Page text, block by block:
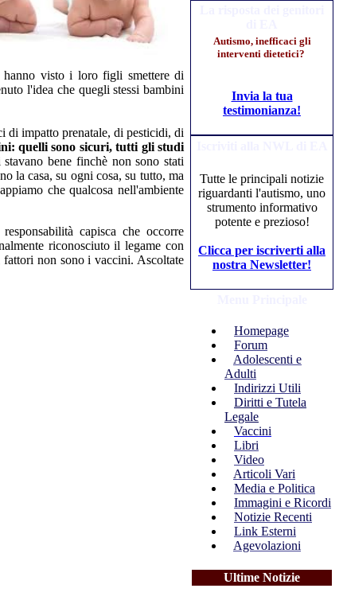
hanno visto i loro figli smettere di
l'idea che quegli stessi bambini
di impatto prenatale, di pesticidi, di
quelli sono sicuri, tutti gli studi
bene finchè non sono stati
la casa, su ogni cosa, su tutto, ma
che qualcosa nell'ambiente
capisca che occorre
riconosciuto il legame con
fattori non sono i vaccini. Ascoltate
Autismo, inefficaci gli
interventi dietetici?
Invia la tua
testimonianza!
Tutte le principali notizie
riguardanti l'autismo, uno
strumento informativo
potente e prezioso!
Clicca per iscriverti alla
nostra Newsletter!
Homepage
Forum
Adolescenti e
Adulti
Indirizzi Utili
Diritti e Tutela
Legale
Vaccini
Libri
Video
Articoli Vari
Media e Politica
Immagini e Ricordi
Notizie Recenti
Link Esterni
Agevolazioni
Ultime Notizie